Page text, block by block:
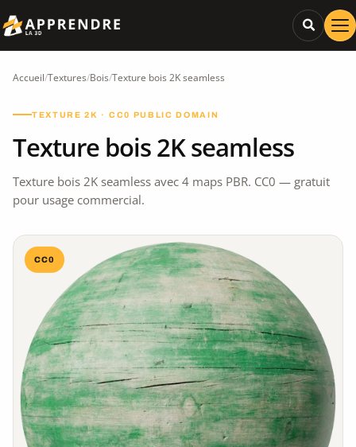
Accueil/Textures/Bois/Texture bois 2K seamless
TEXTURE 2K · CC0 PUBLIC DOMAIN
Texture bois 2K seamless
Texture bois 2K seamless avec 4 maps PBR. CC0 — gratuit
pour usage commercial.
CC0